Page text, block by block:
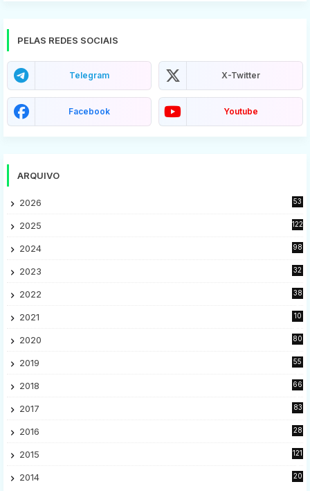
PELAS REDES SOCIAIS
Telegram X-Twitter
Facebook Youtube
ARQUIVO
2026 53
2025 122
2024 98
2023
32
2022
38
2021
10
2020
80
2019
55
2018
66
2017
83
2016
28
2015
121
2014
20